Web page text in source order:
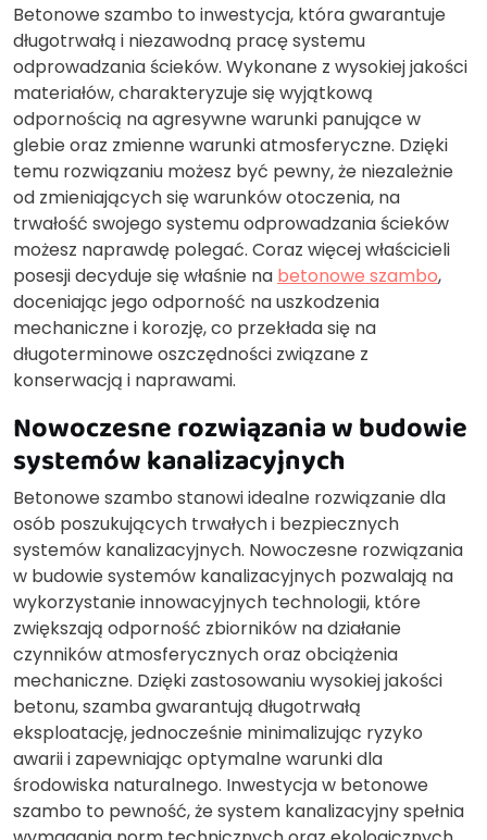
Betonowe szambo to inwestycja, która gwarantuje
długotrwałą i niezawodną pracę systemu
odprowadzania ścieków. Wykonane z wysokiej jakości
materiałów, charakteryzuje się wyjątkową
odpornością na agresywne warunki panujące w
glebie oraz zmienne warunki atmosferyczne. Dzięki
temu rozwiązaniu możesz być pewny, że niezależnie
od zmieniających się warunków otoczenia, na
trwałość swojego systemu odprowadzania ścieków
możesz naprawdę polegać. Coraz więcej właścicieli
posesji decyduje się właśnie na betonowe szambo,
doceniając jego odporność na uszkodzenia
mechaniczne i korozję, co przekłada się na
długoterminowe oszczędności związane z
konserwacją i naprawami.
Nowoczesne rozwiązania w budowie
systemów kanalizacyjnych
Betonowe szambo stanowi idealne rozwiązanie dla
osób poszukujących trwałych i bezpiecznych
systemów kanalizacyjnych. Nowoczesne rozwiązania
w budowie systemów kanalizacyjnych pozwalają na
wykorzystanie innowacyjnych technologii, które
zwiększają odporność zbiorników na działanie
czynników atmosferycznych oraz obciążenia
mechaniczne. Dzięki zastosowaniu wysokiej jakości
betonu, szamba gwarantują długotrwałą
eksploatację, jednocześnie minimalizując ryzyko
awarii i zapewniając optymalne warunki dla
środowiska naturalnego. Inwestycja w betonowe
szambo to pewność, że system kanalizacyjny spełnia